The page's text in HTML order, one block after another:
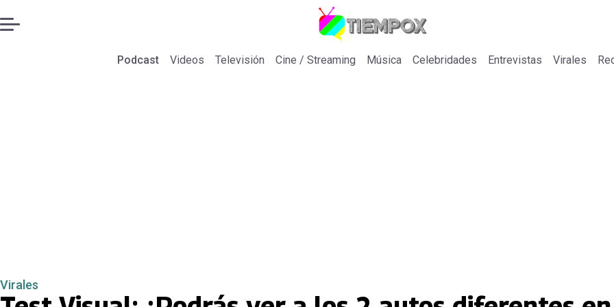
Podcast Videos Televisión Cine / Streaming Música Celebridades Entrevistas Virales
Virales